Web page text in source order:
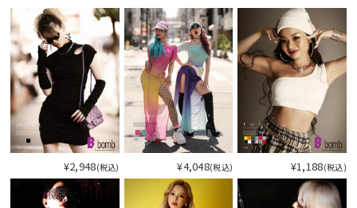
¥2,948(税込) ¥4,048(税込) ¥1,188(税込)